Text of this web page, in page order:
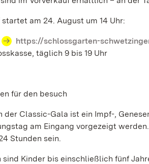
startet am 24. August um 14 Uhr:
https://schlossgarten-
täglich 9 bis 19 Uhr
für den besuch
der Classic-Gala ist ein Impf-,
am Eingang vorgezeigt
Stunden sein.
sind Kinder bis einschließlich fünf